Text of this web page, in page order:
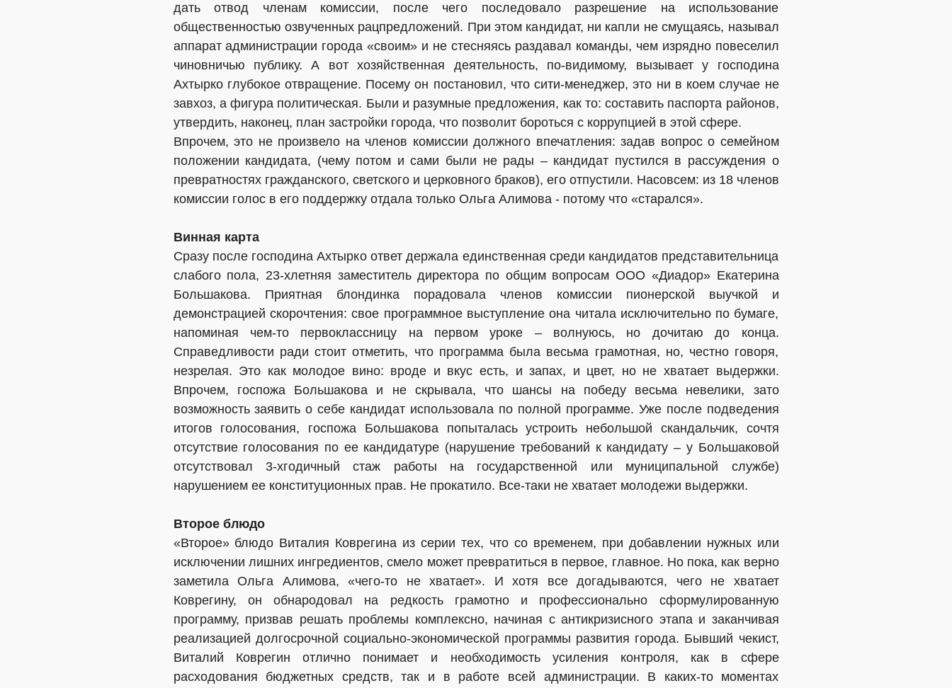
дать отвод членам комиссии, после чего последовало разрешение на использование
общественностью озвученных рацпредложений. При этом кандидат, ни капли не смущаясь, называл
аппарат администрации города «своим» и не стесняясь раздавал команды, чем изрядно повеселил
чиновничью публику. А вот хозяйственная деятельность, по-видимому, вызывает у господина
Ахтырко глубокое отвращение. Посему он постановил, что сити-менеджер, это ни в коем случае не
завхоз, а фигура политическая. Были и разумные предложения, как то: составить паспорта районов,
утвердить, наконец, план застройки города, что позволит бороться с коррупцией в этой сфере.
Впрочем, это не произвело на членов комиссии должного впечатления: задав вопрос о семейном
положении кандидата, (чему потом и сами были не рады – кандидат пустился в рассуждения о
превратностях гражданского, светского и церковного браков), его отпустили. Насовсем: из 18 членов
комиссии голос в его поддержку отдала только Ольга Алимова - потому что «старался».
Винная карта
Сразу после господина Ахтырко ответ держала единственная среди кандидатов представительница
слабого пола, 23-хлетняя заместитель директора по общим вопросам ООО «Диадор» Екатерина
Большакова. Приятная блондинка порадовала членов комиссии пионерской выучкой и
демонстрацией скорочтения: свое программное выступление она читала исключительно по бумаге,
напоминая чем-то первоклассницу на первом уроке – волнуюсь, но дочитаю до конца.
Справедливости ради стоит отметить, что программа была весьма грамотная, но, честно говоря,
незрелая. Это как молодое вино: вроде и вкус есть, и запах, и цвет, но не хватает выдержки.
Впрочем, госпожа Большакова и не скрывала, что шансы на победу весьма невелики, зато
возможность заявить о себе кандидат использовала по полной программе. Уже после подведения
итогов голосования, госпожа Большакова попыталась устроить небольшой скандальчик, сочтя
отсутствие голосования по ее кандидатуре (нарушение требований к кандидату – у Большаковой
отсутствовал 3-хгодичный стаж работы на государственной или муниципальной службе)
нарушением ее конституционных прав. Не прокатило. Все-таки не хватает молодежи выдержки.
Второе блюдо
«Второе» блюдо Виталия Коврегина из серии тех, что со временем, при добавлении нужных или
исключении лишних ингредиентов, смело может превратиться в первое, главное. Но пока, как верно
заметила Ольга Алимова, «чего-то не хватает». И хотя все догадываются, чего не хватает
Коврегину, он обнародовал на редкость грамотно и профессионально сформулированную
программу, призвав решать проблемы комплексно, начиная с антикризисного этапа и заканчивая
реализацией долгосрочной социально-экономической программы развития города. Бывший чекист,
Виталий Коврегин отлично понимает и необходимость усиления контроля, как в сфере
расходования бюджетных средств, так и в работе всей администрации. В каких-то моментах